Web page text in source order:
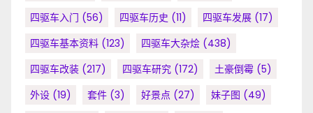
四驱车入门 (56) 四驱车历史 (11) 四驱车发展 (17)
四驱车基本资料 (123) 四驱车大杂烩 (438)
四驱车改装 (217) 四驱车研究 (172) 土豪倒霉 (5)
外设 (19) 套件 (3) 好景点 (27) 妹子图 (49)